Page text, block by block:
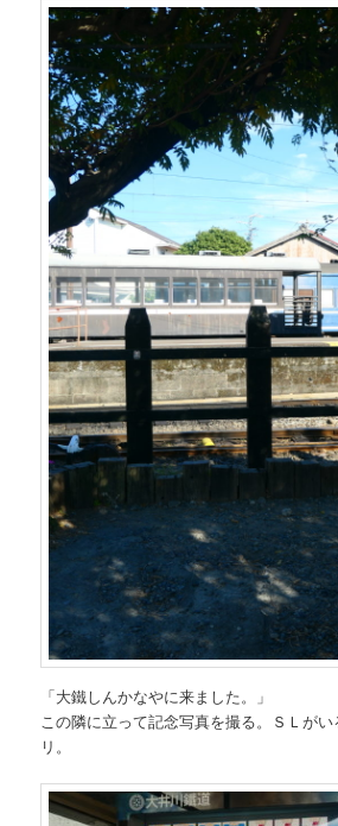
「大鐵しんかなやに来ました。」
この隣に立って記念写真を撮る。ＳＬが
リ。